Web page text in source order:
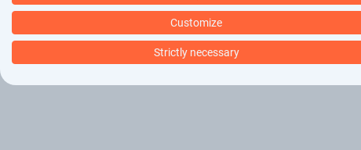
Bekijk alle vacatures →
Customize
Strictly necessary